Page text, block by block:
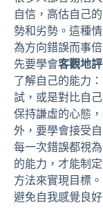
自信，高估自己
勢和劣勢。這種
為方向錯誤而事
先要學會客觀地
了解自己的能力
試，或是對比自
保持謙虛的心態
外，要學會接受
每一次錯誤都視
的能力，才能制
方法來實現目標。
避免自我感覺良